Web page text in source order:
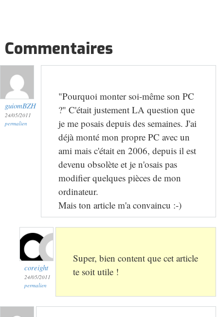
Commentaires
guiomBZH
24/05/2011
permalien
"Pourquoi monter soi-même son PC
?" C'était justement LA question que
je me posais depuis des semaines. J'ai
déjà monté mon propre PC avec un
ami mais c'était en 2006, depuis il est
devenu obsolète et je n'osais pas
modifier quelques pièces de mon
ordinateur.
Mais ton article m'a convaincu :-)
coreight
24/05/2011
permalien
Super, bien content que cet article
te soit utile !